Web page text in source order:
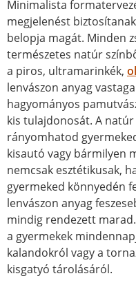
Minimalista
megjelenést
belopja magát. Minden
természetes natúr
a piros, ultramarinkék,
lenvászon anyag
hagyományos
kis tulajdonosát. A
rányomhatod
kisautó vagy bármilyen
nemcsak esztétikusak,
gyermeked könnyedén
lenvászon anyag
mindig rendezett
a gyermekek
kalandokról vagy a
kisgatyó tárolásáról.